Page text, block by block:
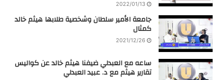
2022/01/13
جامعة الأمير سلطان وشخصية طلابها هيثم خالد
كمثال
2021/12/26
ساعه مع العبدلي ضيفنا هيثم خالد عن كواليس
تقارير هيثم مع د. عبيد العبدلي